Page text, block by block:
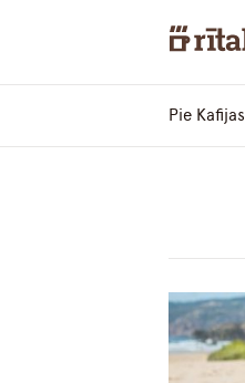
Pie Kafijas